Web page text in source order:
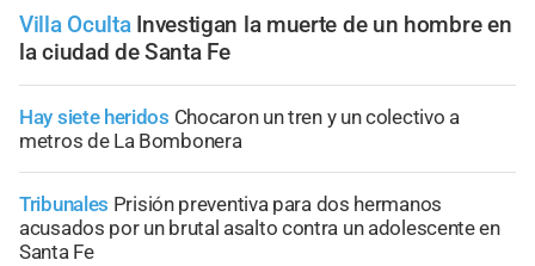
Villa Oculta Investigan la muerte de un hombre en
la ciudad de Santa Fe
Hay siete heridos Chocaron un tren y un colectivo a
metros de La Bombonera
Tribunales Prisión preventiva para dos hermanos
acusados por un brutal asalto contra un adolescente en
Santa Fe